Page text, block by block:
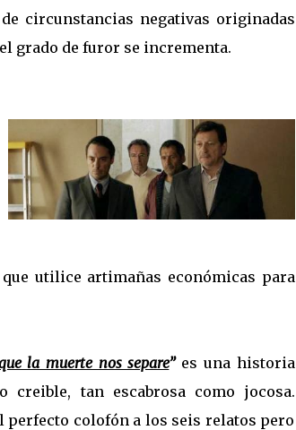
circunstancias negativas originadas
grado de furor se incrementa.
utilice artimañas económicas para
la muerte nos separe” es una historia
creible, tan escabrosa como jocosa.
perfecto colofón a los seis relatos pero